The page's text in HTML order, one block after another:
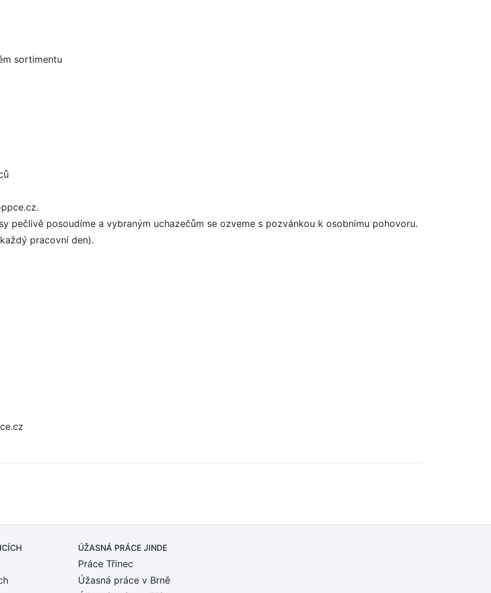
sortimentu
pečlivě posoudíme a vybraným uchazečům se ozveme s pozvánkou k osobnímu pohovoru.
pracovní den).
ÚŽASNÁ PRÁCE JINDE
Práce Třinec
Úžasná práce v Brně